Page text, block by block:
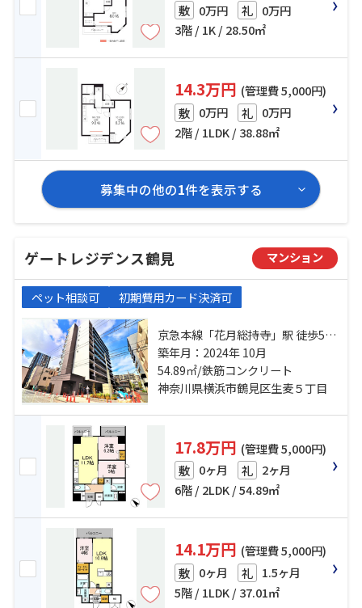
敷 0万円 礼 0万円
3階 / 1K / 28.50㎡
14.3万円 (管理費 5,000円)
敷 0万円 礼 0万円
2階 / 1LDK / 38.88㎡
募集中の他の1件を表示する
ゲートレジデンス鶴見 マンション
ペット相談可 初期費用カード決済可
京急本線「花月総持寺」駅 徒歩5分
京急本線「生麦」駅 徒歩10分 京急
本線「京急鶴見」駅 徒歩15分
築年月：2024年 10月
54.89㎡/鉄筋コンクリート
神奈川県横浜市鶴見区生麦５丁目
17.8万円 (管理費 5,000円)
敷 0ヶ月 礼 2ヶ月
6階 / 2LDK / 54.89㎡
14.1万円 (管理費 5,000円)
敷 0ヶ月 礼 1.5ヶ月
5階 / 1LDK / 37.01㎡